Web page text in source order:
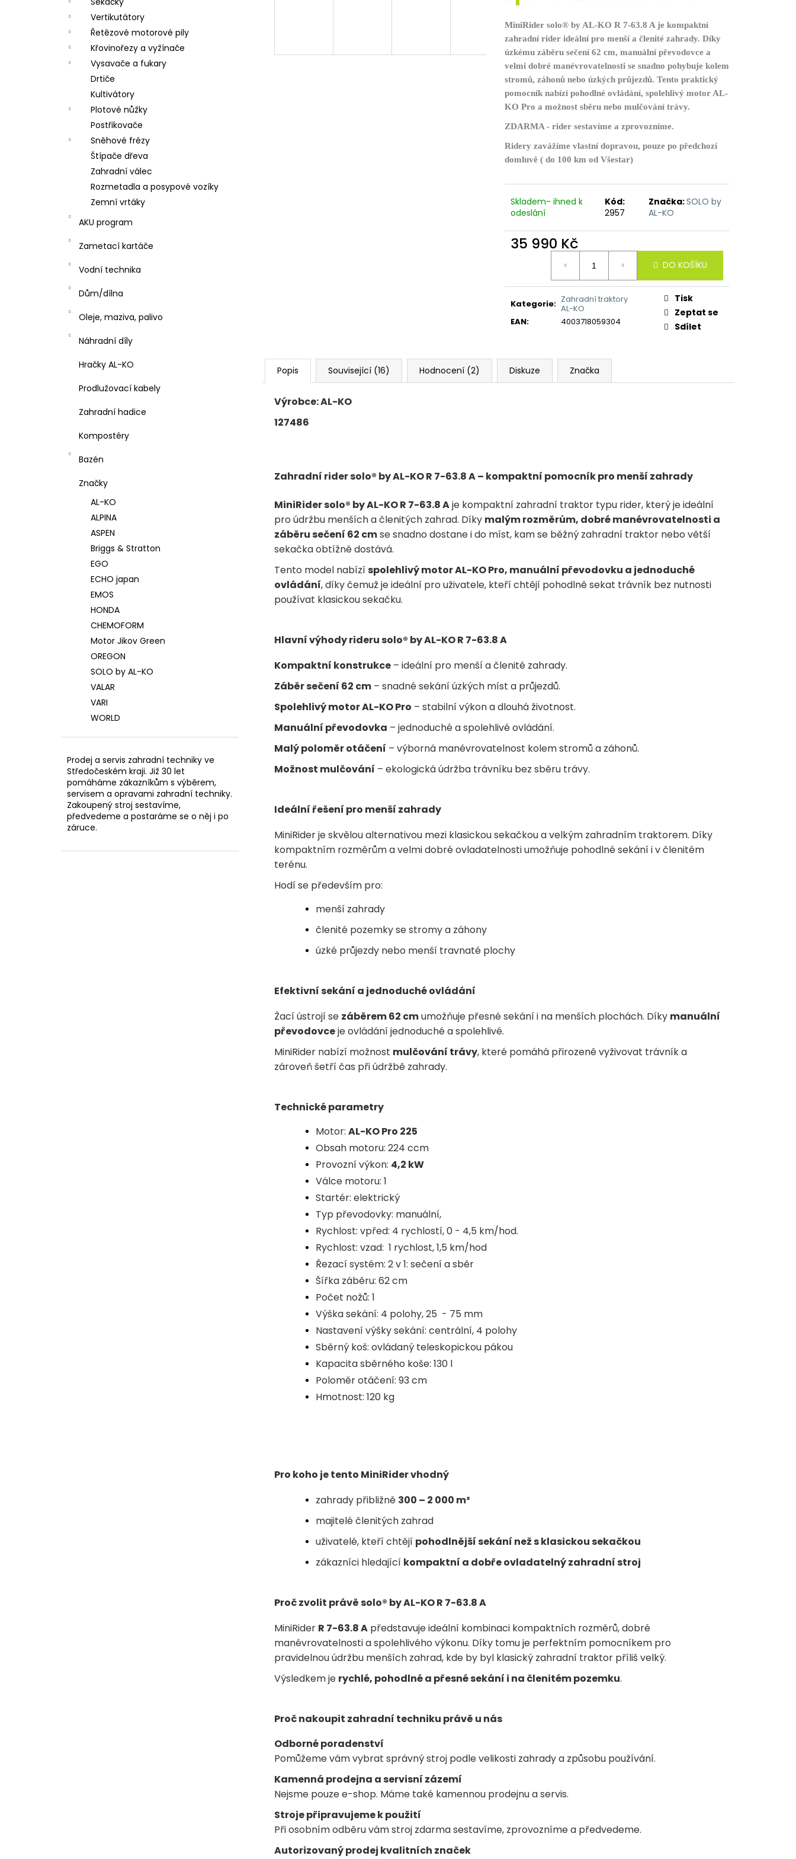
Vertikutátory
Řetězové motorové pily
Křovinořezy a vyžínače
Vysavače a fukary
Drtiče
Kultivátory
Plotové nůžky
Postřikovače
Sněhové frézy
Štípače dřeva
Zahradní válec
Rozmetadla a posypové vozíky
Zemní vrtáky
AKU program
Zametací kartáče
Vodní technika
Dům/dílna
Oleje, maziva, palivo
Náhradní díly
Hračky AL-KO
Prodlužovací kabely
Zahradní hadice
Kompostéry
Bazén
Značky
AL-KO
ALPINA
ASPEN
Briggs & Stratton
EGO
ECHO japan
EMOS
HONDA
CHEMOFORM
Motor Jikov Green
OREGON
SOLO by AL-KO
VALAR
VARI
WORLD
Prodej a servis zahradní techniky ve
Středočeském kraji. Již 30 let
pomáháme zákazníkům s výběrem,
servisem a opravami zahradní techniky.
Zakoupený stroj sestavíme,
předvedeme a postaráme se o něj i po
záruce.
MiniRider solo® by AL-KO R 7-63.8 A je kompaktní
zahradní rider ideální pro menší a členité zahrady. Díky
úzkému záběru sečení 62 cm, manuální převodovce a
velmi dobré manévrovatelnosti se snadno pohybuje kolem
stromů, záhonů nebo úzkých průjezdů. Tento praktický
pomocník nabízí pohodlné ovládání, spolehlivý motor AL-
KO Pro a možnost sběru nebo mulčování trávy.
ZDARMA - rider sestavíme a zprovozníme.
Ridery zavážíme vlastní dopravou, pouze po předchozí
domluvě ( do 100 km od Všestar)
Skladem- ihned k
odeslání
Kód:
2957
Značka:SOLO by
AL-KO
35 990 Kč
DO KOŠÍKU
Kategorie: Zahradní traktory
AL-KO
EAN: 4003718059304
Tisk
Zeptat se
Sdílet
A
M
Popis Související (16) Hodnocení (2) Diskuze Značka
Výrobce: AL-KO
127486
Zahradní rider solo® by AL-KO R 7-63.8 A – kompaktní pomocník pro menší zahrady
MiniRider solo® by AL-KO R 7-63.8 Aje kompaktní zahradní traktor typu rider, který je ideální
pro údržbu menších a členitých zahrad. Díky malým rozměrům, dobré manévrovatelnosti a
záběru sečení 62 cmse snadno dostane i do míst, kam se běžný zahradní traktor nebo větší
sekačka obtížně dostává.
Tento model nabízíspolehlivý motor AL-KO Pro, manuální převodovku a jednoduché
ovládání, díky čemuž je ideální pro uživatele, kteří chtějí pohodlně sekat trávník bez nutnosti
používat klasickou sekačku.
Hlavní výhody rideru solo® by AL-KO R 7-63.8 A
Kompaktní konstrukce – ideální pro menší a členité zahrady.
Záběr sečení 62 cm – snadné sekání úzkých míst a průjezdů.
Spolehlivý motor AL-KO Pro – stabilní výkon a dlouhá životnost.
Manuální převodovka – jednoduché a spolehlivé ovládání.
Malý poloměr otáčení – výborná manévrovatelnost kolem stromů a záhonů.
Možnost mulčování – ekologická údržba trávníku bez sběru trávy.
Ideální řešení pro menší zahrady
MiniRider je skvělou alternativou mezi klasickou sekačkou a velkým zahradním traktorem. Díky
kompaktním rozměrům a velmi dobré ovladatelnosti umožňuje pohodlné sekání i v členitém
terénu.
Hodí se především pro:
menší zahrady
členité pozemky se stromy a záhony
úzké průjezdy nebo menší travnaté plochy
Efektivní sekání a jednoduché ovládání
Žací ústrojí se záběrem 62 cmumožňuje přesné sekání i na menších plochách. Díky manuální
převodovceje ovládání jednoduché a spolehlivé.
MiniRider nabízí možnost mulčování trávy, které pomáhá přirozeně vyživovat trávník a
zároveň šetří čas při údržbě zahrady.
Technické parametry
Motor: AL-KO Pro 225
Obsah motoru: 224 ccm
Provozní výkon: 4,2 kW
Válce motoru: 1
Startér: elektrický
Typ převodovky: manuální,
Rychlost: vpřed: 4 rychlostí, 0 - 4,5 km/hod.
Rychlost: vzad: 1 rychlost, 1,5 km/hod
Řezací systém: 2 v 1: sečení a sběr
Šířka záběru: 62 cm
Počet nožů: 1
Výška sekání: 4 polohy, 25 - 75 mm
Nastavení výšky sekání: centrální, 4 polohy
Sběrný koš: ovládaný teleskopickou pákou
Kapacita sběrného koše: 130 l
Poloměr otáčení: 93 cm
Hmotnost: 120 kg
Pro koho je tento MiniRider vhodný
zahrady přibližně 300 – 2 000 m²
majitelé členitých zahrad
uživatelé, kteří chtějí pohodlnější sekání než s klasickou sekačkou
zákazníci hledající kompaktní a dobře ovladatelný zahradní stroj
Proč zvolit právě solo® by AL-KO R 7-63.8 A
MiniRider R 7-63.8 A představuje ideální kombinaci kompaktních rozměrů, dobré
manévrovatelnosti a spolehlivého výkonu. Díky tomu je perfektním pomocníkem pro
pravidelnou údržbu menších zahrad, kde by byl klasický zahradní traktor příliš velký.
Výsledkem je rychlé, pohodlné a přesné sekání i na členitém pozemku.
Proč nakoupit zahradní techniku právě u nás
Odborné poradenství
Pomůžeme vám vybrat správný stroj podle velikosti zahrady a způsobu používání.
Kamenná prodejna a servisní zázemí
Nejsme pouze e-shop. Máme také kamennou prodejnu a servis.
Stroje připravujeme k použití
Při osobním odběru vám stroj zdarma sestavíme, zprovozníme a předvedeme.
Autorizovaný prodej kvalitních značek